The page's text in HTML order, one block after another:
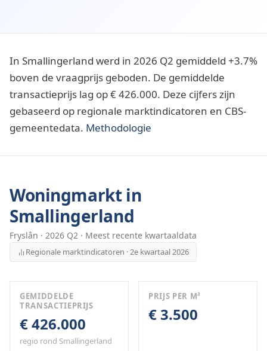
In Smallingerland werd in 2026 Q2 gemiddeld +3.7%
boven de vraagprijs geboden. De gemiddelde
transactieprijs lag op € 426.000. Deze cijfers zijn
gebaseerd op regionale marktindicatoren en CBS-
gemeentedata. Methodologie
Woningmarkt in
Smallingerland
Fryslân · 2026 Q2 · Meest recente kwartaaldata
Regionale marktindicatoren · 2e kwartaal 2026
GEMIDDELDE
TRANSACTIEPRIJS
€ 426.000
regio rond Smallingerland
PRIJS PER M²
€ 3.500